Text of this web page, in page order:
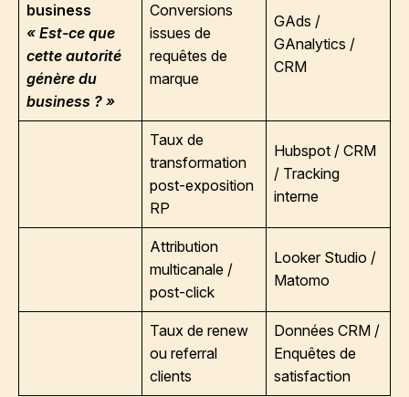
business
« Est-ce que
cette autorité
génère du
business ? »
Conversions
issues de
requêtes de
marque
GAds /
GAnalytics /
CRM
Taux de
transformation
post-exposition
RP
Hubspot / CRM
/ Tracking
interne
Attribution
multicanale /
post-click
Looker Studio /
Matomo
Taux de renew
ou referral
clients
Données CRM /
Enquêtes de
satisfaction